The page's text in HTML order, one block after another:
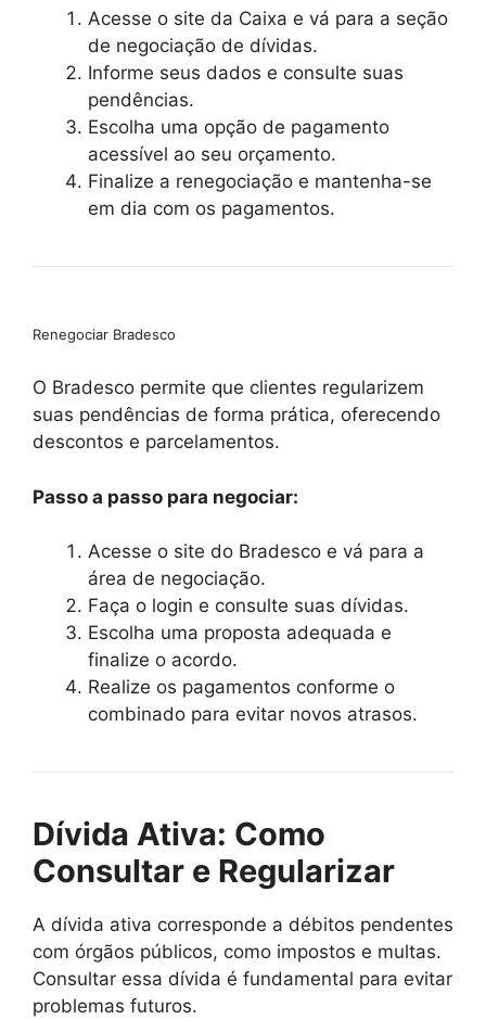
Acesse o site da Caixa e vá para a seção
de negociação de dívidas.
Informe seus dados e consulte suas
pendências.
Escolha uma opção de pagamento
acessível ao seu orçamento.
Finalize a renegociação e mantenha-se
em dia com os pagamentos.
Renegociar Bradesco
O Bradesco permite que clientes regularizem
suas pendências de forma prática, oferecendo
descontos e parcelamentos.
Passo a passo para negociar:
Acesse o site do Bradesco e vá para a
área de negociação.
Faça o login e consulte suas dívidas.
Escolha uma proposta adequada e
finalize o acordo.
Realize os pagamentos conforme o
combinado para evitar novos atrasos.
Dívida Ativa: Como
Consultar e Regularizar
A dívida ativa corresponde a débitos pendentes
com órgãos públicos, como impostos e multas.
Consultar essa dívida é fundamental para evitar
problemas futuros.